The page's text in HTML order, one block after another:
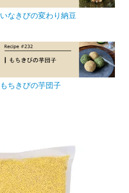
いなきびの変わり納豆
もちきびの芋団子